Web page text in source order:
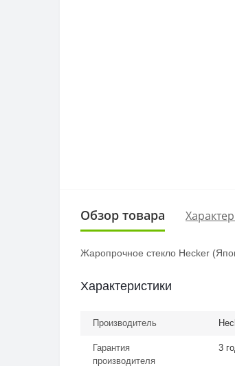
Обзор товара
Жаропрочное стекло Hecker
Характеристики
Производитель
Гарантия
производителя
3